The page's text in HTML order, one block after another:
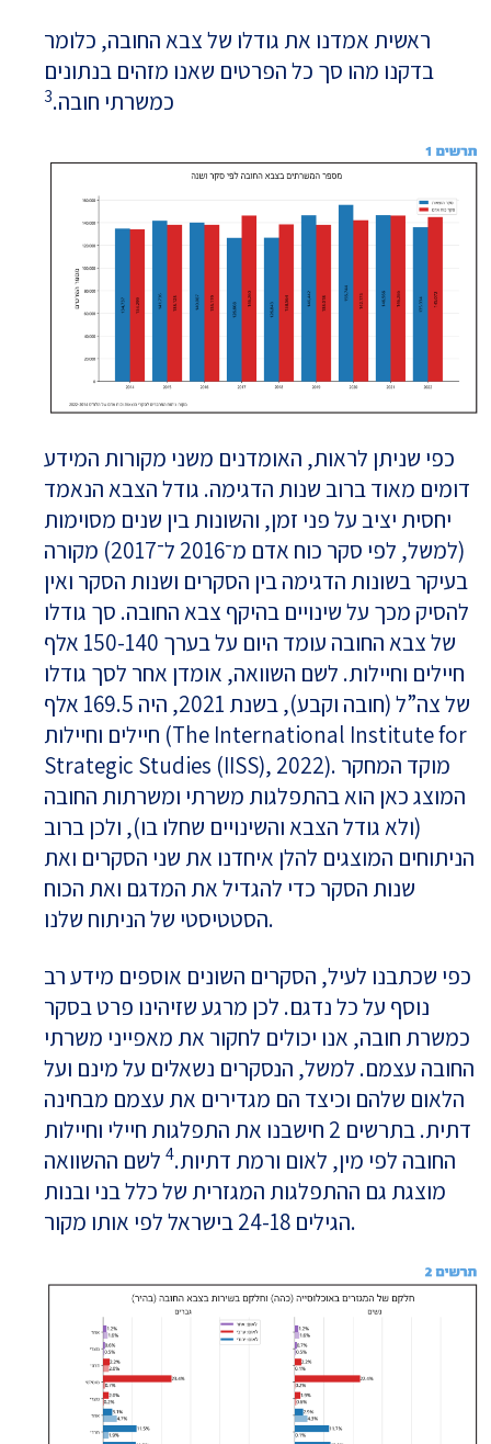
ראשית אמדנו את גודלו של צבא החובה, כלומר
בדקנו מהו סך כל הפרטים שאנו מזהים בנתונים
כמשרתי חובה.3
כפי שניתן לראות, האומדנים משני מקורות המידע
דומים מאוד ברוב שנות הדגימה. גודל הצבא הנאמד
יחסית יציב על פני זמן, והשונות בין שנים מסוימות
(למשל, לפי סקר כוח אדם מ־2016 ל־2017) מקורה
בעיקר בשונות הדגימה בין הסקרים ושנות הסקר ואין
להסיק מכך על שינויים בהיקף צבא החובה. סך גודלו
של צבא החובה עומד היום על בערך 150-140 אלף
חיילים וחיילות. לשם השוואה, אומדן אחר לסך גודלו
של צה”ל (חובה וקבע), בשנת 2021, היה 169.5 אלף
חיילים וחיילות (The International Institute for
Strategic Studies (IISS), 2022). מוקד המחקר
המוצג כאן הוא בהתפלגות משרתי ומשרתות החובה
(ולא גודל הצבא והשינויים שחלו בו), ולכן ברוב
הניתוחים המוצגים להלן איחדנו את שני הסקרים ואת
שנות הסקר כדי להגדיל את המדגם ואת הכוח
הסטטיסטי של הניתוח שלנו.
כפי שכתבנו לעיל, הסקרים השונים אוספים מידע רב
נוסף על כל נדגם. לכן מרגע שזיהינו פרט בסקר
כמשרת חובה, אנו יכולים לחקור את מאפייני משרתי
החובה עצמם. למשל, הנסקרים נשאלים על מינם ועל
הלאום שלהם וכיצד הם מגדירים את עצמם מבחינה
דתית. בתרשים 2 חישבנו את התפלגות חיילי וחיילות
החובה לפי מין, לאום ורמת דתיות.4 לשם ההשוואה
מוצגת גם ההתפלגות המגזרית של כלל בני ובנות
הגילים 24-18 בישראל לפי אותו מקור.